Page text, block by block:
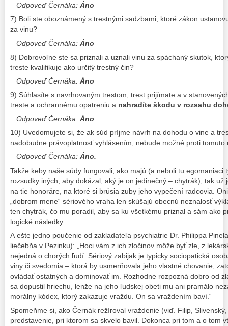
Odpoveď Černáka: Áno
7) Boli ste oboznámený s trestnými sadzbami, ktoré zákon
za vinu?
Odpoveď Černáka: Áno
8) Dobrovoľne ste sa priznali a uznali vinu za spáchaný skutok,
treste kvalifikuje ako určitý trestný čin?
Odpoveď Černáka: Áno
9) Súhlasíte s navrhovaným trestom, trest prijímate a v
treste a ochrannému opatreniu a nahradíte škodu v rozsahu
Odpoveď Černáka: Áno
10) Uvedomujete si, že ak súd príjme návrh na dohodu o vine a
nadobudne právoplatnosť vyhlásením, nebude možné proti
Odpoveď Černáka: Áno.
Takže keby naše súdy fungovali, ako majú (a neboli tu egomaniaci
rozsudky iných, aby dokázal, aký je on jedinečný – chytrák), tak už
na tie honoráre, na ktoré si brúsia zuby jeho vypečení radcovia.
„dobrom mene“ sériového vraha len skúšajú obecnú neznalosť
ten chytrák, čo mu poradil, aby sa ku všetkému priznal a sám ako
logické následky.
A ešte jedno poučenie od zakladateľa psychiatrie Dr. Philippa
liečebňa v Pezinku): „Hoci vám z ich zločinov môže byť zle, z
nejedná o chorých ľudí. Sériový zabijak je typicky sociopatická
viny či svedomia – ktorá by usmerňovala jeho vlastné chovanie,
ovládať ostatných a dominovať im. Rozhodne rozpozná dobro od
sa dopustil hriechu, lenže na jeho ľudskej obeti mu ani pramálo
morálny kódex, ktorý zakazuje vraždu. On sa vraždením baví.“
Spomeňme si, ako Černák režíroval vraždenie (viď. Filip,
predstavenie, pri ktorom sa skvelo bavil. Dokonca pri tom a o tom